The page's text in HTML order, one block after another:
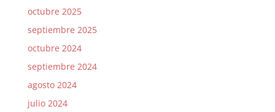
octubre 2025
septiembre 2025
octubre 2024
septiembre 2024
agosto 2024
julio 2024